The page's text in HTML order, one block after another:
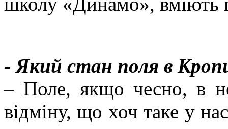
- Який стан поля в
– Поле, якщо чесно, в
відміну, що хоч таке у